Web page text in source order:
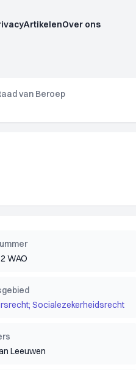
ArtikelenOver ons
van Beroep
WAO
Socialezekerheidsrecht
Leeuwen